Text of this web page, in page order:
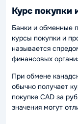
Курс покупки
Банки и обменные
курсы покупки и
называется
финансовых
При обмене
обычно получает
покупке CAD за
значения могут